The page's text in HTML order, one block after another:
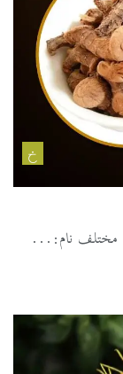
خ
مختلف نام:...